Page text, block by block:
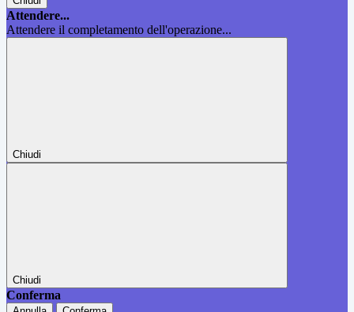
Attendere...
Attendere il completamento dell'operazione...
Chiudi
Chiudi
Conferma